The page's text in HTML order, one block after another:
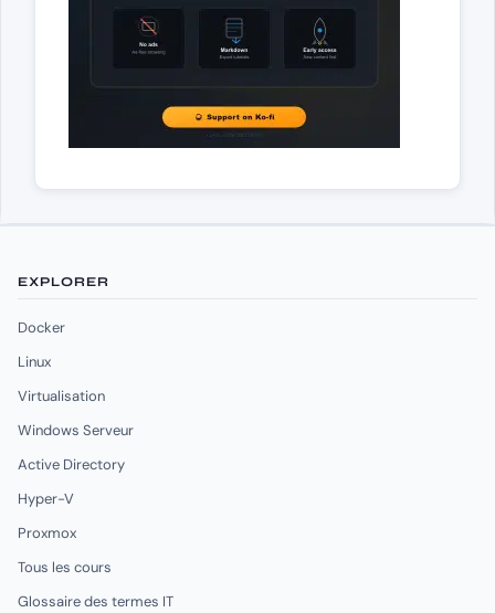
EXPLORER
Docker
Linux
Virtualisation
Windows Serveur
Active Directory
Hyper-V
Proxmox
Tous les cours
Glossaire des termes IT